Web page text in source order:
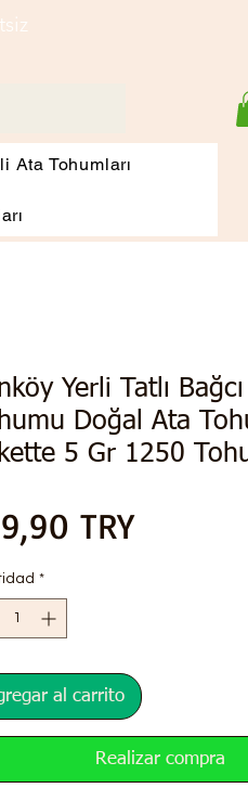
Ata Tohumları
Yerli Tatlı
Doğal Ata
5 Gr 1250
TRYPrecio
*
al carrito
Realizar compra